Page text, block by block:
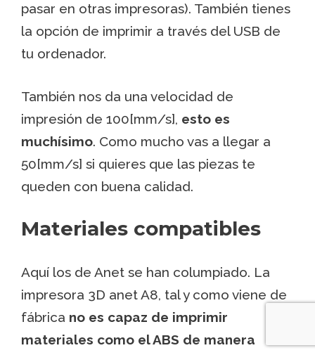
pasar en otras impresoras). También tienes
la opción de imprimir a través del USB de
tu ordenador.
También nos da una velocidad de
impresión de 100[mm/s], esto es
muchísimo. Como mucho vas a llegar a
50[mm/s] si quieres que las piezas te
queden con buena calidad.
Materiales compatibles
Aquí los de Anet se han columpiado. La
impresora 3D anet A8, tal y como viene de
fábrica no es capaz de imprimir
materiales como el ABS de manera